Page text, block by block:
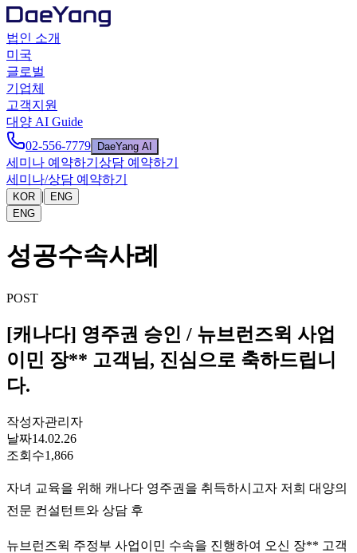
법인 소개
미국
글로벌
기업체
고객지원
대양 AI Guide
02-556-7779
DaeYang AI
세미나 예약하기 상담 예약하기
세미나/상담 예약하기
KOR |
ENG
ENG
성공수속사례
POST
[캐나다] 영주권 승인 / 뉴브런즈윅 사업
이민 장** 고객님, 진심으로 축하드립니
다.
작성자관리자
날짜14.02.26
조회수1,866
자녀 교육을 위해 캐나다 영주권을 취득하시고자 저희 대양의
전문 컨설턴트와 상담 후
뉴브런즈윅 주정부 사업이민 수속을 진행하여 오신 장** 고객